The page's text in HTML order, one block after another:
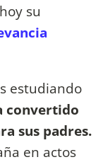
su
estudiando
convertido
sus padres.
en actos